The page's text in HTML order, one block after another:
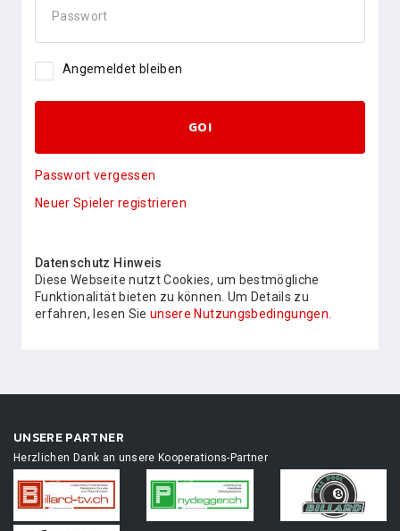
Passwort
Angemeldet bleiben
GO!
Passwort vergessen
Neuer Spieler registrieren
Datenschutz Hinweis
Diese Webseite nutzt Cookies, um bestmögliche
Funktionalität bieten zu können. Um Details zu
erfahren, lesen Sie unsere Nutzungsbedingungen.
UNSERE PARTNER
Herzlichen Dank an unsere Kooperations-Partner